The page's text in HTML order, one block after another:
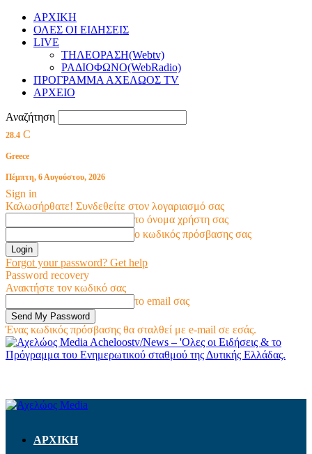
ΑΡΧΙΚΗ
ΟΛΕΣ ΟΙ ΕΙΔΗΣΕΙΣ
LIVE
ΤΗΛΕΟΡΑΣΗ(Webtv)
ΡΑΔΙΟΦΩΝΟ(WebRadio)
ΠΡΟΓΡΑΜΜΑ ΑΧΕΛΩΟΣ TV
ΑΡΧΕΙΟ
Αναζήτηση
28.4 C
Greece
Πέμπτη, 6 Αυγούστου, 2026
Sign in
Καλωσήρθατε! Συνδεθείτε στον λογαριασμό σας
το όνομα χρήστη σας
ο κωδικός πρόσβασης σας
Forgot your password? Get help
Password recovery
Ανακτήστε τον κωδικό σας
το email σας
Ένας κωδικός πρόσβασης θα σταλθεί με e-mail σε εσάς.
Acheloostv/News – 'Ολες οι Ειδήσεις & το
Πρόγραμμα του Ενημερωτικού σταθμού της Δυτικής Ελλάδας.
ΑΡΧΙΚΗ